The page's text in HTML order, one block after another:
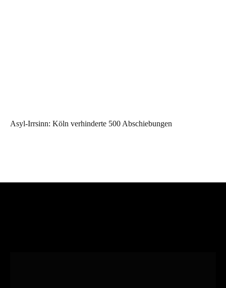
Asyl-Irrsinn: Köln verhinderte 500 Abschiebungen